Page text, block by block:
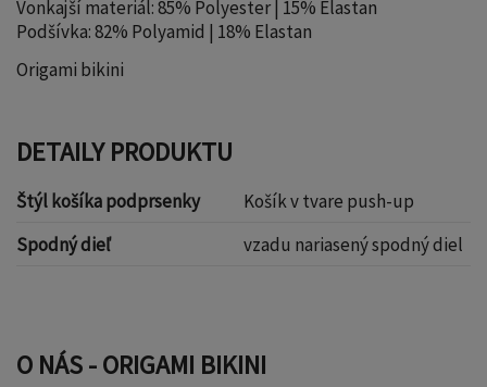
Vonkajší materiál: 85% Polyester | 15% Elastan
Podšívka: 82% Polyamid | 18% Elastan
Origami bikini
DETAILY PRODUKTU
Štýl košíka podprsenky
Košík v tvare push-up
Spodný dieľ
vzadu nariasený spodný diel
O NÁS - ORIGAMI BIKINI